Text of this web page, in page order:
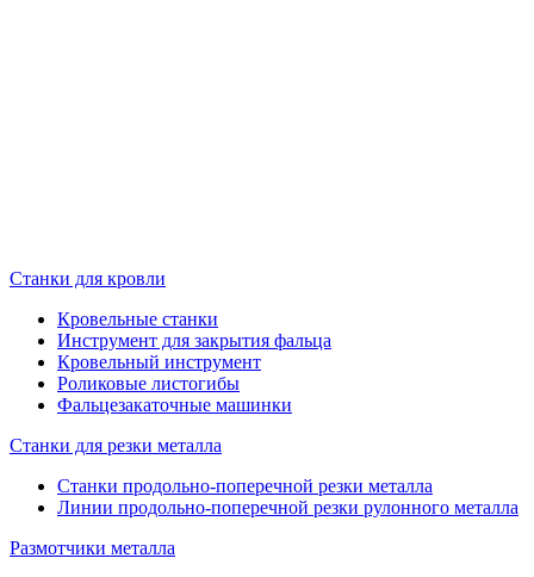
Станки для кровли
Кровельные станки
Инструмент для закрытия фальца
Кровельный инструмент
Роликовые листогибы
Фальцезакаточные машинки
Станки для резки металла
Станки продольно-поперечной резки металла
Линии продольно-поперечной резки рулонного металла
Размотчики металла